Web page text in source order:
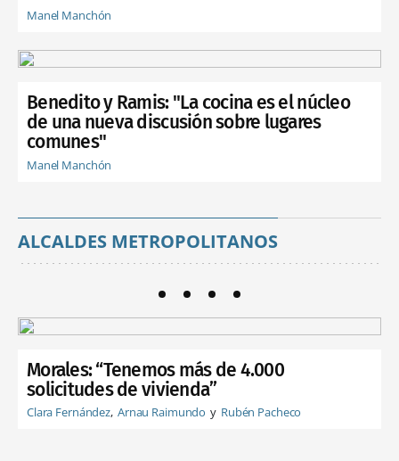
Manel Manchón
Benedito y Ramis: "La cocina es el núcleo
de una nueva discusión sobre lugares
comunes"
Manel Manchón
ALCALDES METROPOLITANOS
Morales: “Tenemos más de 4.000
solicitudes de vivienda”
Clara Fernández Arnau Raimundo Rubén Pacheco